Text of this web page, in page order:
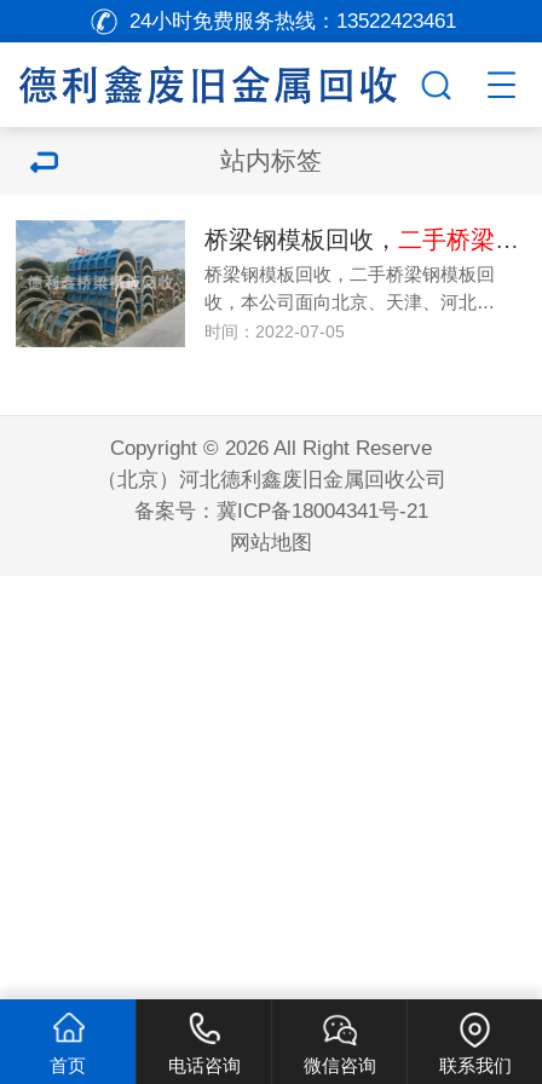
24小时免费服务热线： 13522423461
站内标签
桥梁钢模板回收， 二手桥梁钢模板回收
桥梁钢模板回收，二手桥梁钢模板回
收，本公司面向北京、天津、河北…
时间：2022-07-05
Copyright © 2026 All Right Reserve
（北京）河北德利鑫废旧金属回收公司
备案号： 冀ICP备18004341号-21
网站地图
首页 电话咨询 微信咨询 联系我们